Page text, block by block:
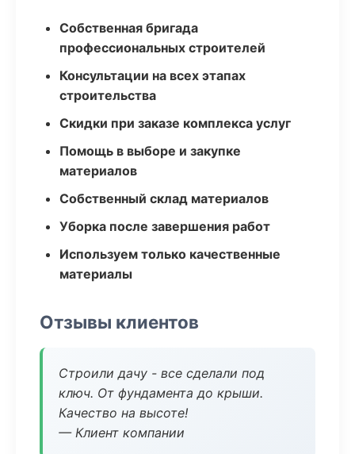
Собственная бригада
профессиональных строителей
Консультации на всех этапах
строительства
Скидки при заказе комплекса услуг
Помощь в выборе и закупке
материалов
Собственный склад материалов
Уборка после завершения работ
Используем только качественные
материалы
Отзывы клиентов
Строили дачу - все сделали под
ключ. От фундамента до крыши.
Качество на высоте!
— Клиент компании